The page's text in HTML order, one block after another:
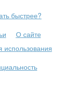
быстрее?
О сайте
использования